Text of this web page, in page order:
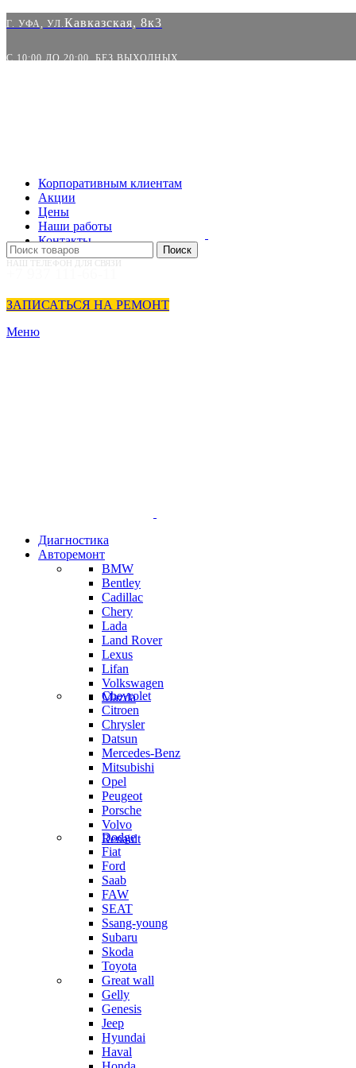
Г. УФА, УЛ.Кавказская, 8к3
С 10:00 ДО 20:00. БЕЗ ВЫХОДНЫХ
Корпоративным клиентам
Акции
Цены
Наши работы
Контакты
Поиск
НАШ ТЕЛЕФОН ДЛЯ СВЯЗИ
ЗАПИСАТЬСЯ НА РЕМОНТ
Меню
Диагностика
Авторемонт
BMW
Bentley
Cadillac
Chery
Lada
Land Rover
Lexus
Lifan
Volkswagen
Mazda
Chevrolet
Citroen
Chrysler
Datsun
Mercedes-Benz
Mitsubishi
Opel
Peugeot
Porsche
Volvo
Renault
Dodge
Fiat
Ford
Saab
FAW
SEAT
Ssang-young
Subaru
Skoda
Toyota
Great wall
Gelly
Genesis
Jeep
Hyundai
Haval